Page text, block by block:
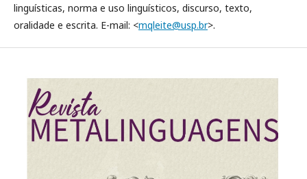
linguísticas, norma e uso linguísticos, discurso, texto,
oralidade e escrita. E-mail: <mqleite@usp.br>.